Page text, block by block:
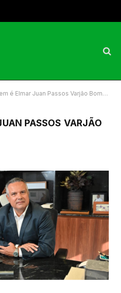
é Elmar Juan Passos Varjão Bomfim"
PASSOS VARJÃO